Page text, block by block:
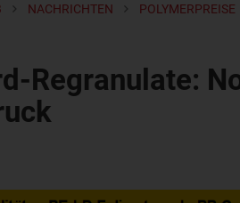
NACHRICHTEN POLYMERPREISE
Regranulate: